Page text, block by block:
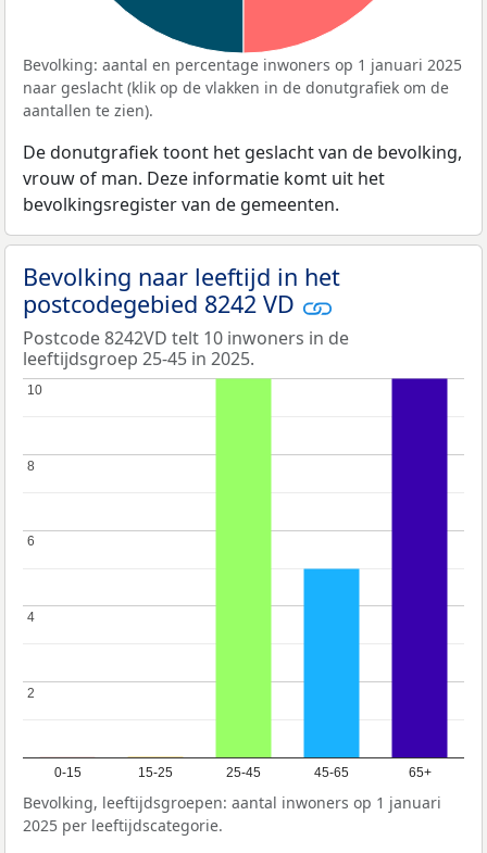
Bevolking: aantal en percentage inwoners op 1 januari 2025
naar geslacht (klik op de vlakken in de donutgrafiek om de
aantallen te zien).
De donutgrafiek toont het geslacht van de bevolking,
vrouw of man. Deze informatie komt uit het
bevolkingsregister van de gemeenten.
Bevolking naar leeftijd in het
postcodegebied 8242 VD
Postcode 8242VD telt 10 inwoners in de
leeftijdsgroep 25-45 in 2025.
0-15 15-25 25-45 45-65 65+
2
2
4
4
6
6
8
8
10
10
Bevolking, leeftijdsgroepen: aantal inwoners op 1 januari
2025 per leeftijdscategorie.